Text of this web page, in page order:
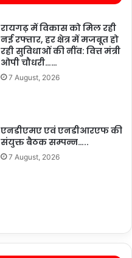
रायगढ़ में विकास को मिल रही
नई रफ्तार, हर क्षेत्र में मजबूत हो
रही सुविधाओं की नींव: वित्त मंत्री
ओपी चौधरी……
7 August, 2026
एनडीएमए एवं एनडीआरएफ की
संयुक्त बैठक सम्पन्न…..
7 August, 2026